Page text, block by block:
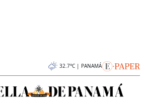
32.7°C | PANAMÁ